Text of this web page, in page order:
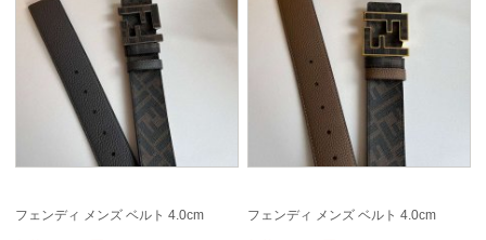
フェンディ メンズ ベルト 4.0cm フェンディ メンズ ベルト 4.0cm